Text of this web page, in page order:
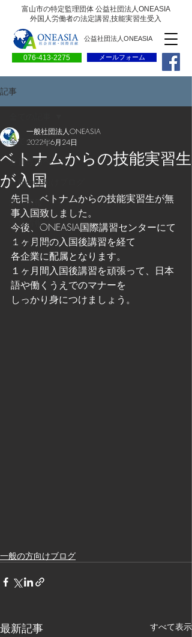
富山市の特定監理団体 公益社団法人ONEASIA
外国人労働者の法定講習,技能実習生受入
076-413-2275
公益社団法人ONEASIA
メールフォーム
記事
全ての記事
会員専用ページ
一般の方向けブログ
求人情報
求職情報
プレリリース
ベトナムからの技能実習生
が入国
一般社団法人ONEASIA
2022年6月24日
先日、ベトナムからの技能実習生が無
事入国致しました。
今後、ONEASIA国際講習センターにて
１ヶ月間の入国後講習を経て
各企業に配属となります。
１ヶ月間入国後講習を頑張って、日本
語や働くうえでのマナーを
しっかり身につけましょう。
一般の方向けブログ
最新記事 すべて表示